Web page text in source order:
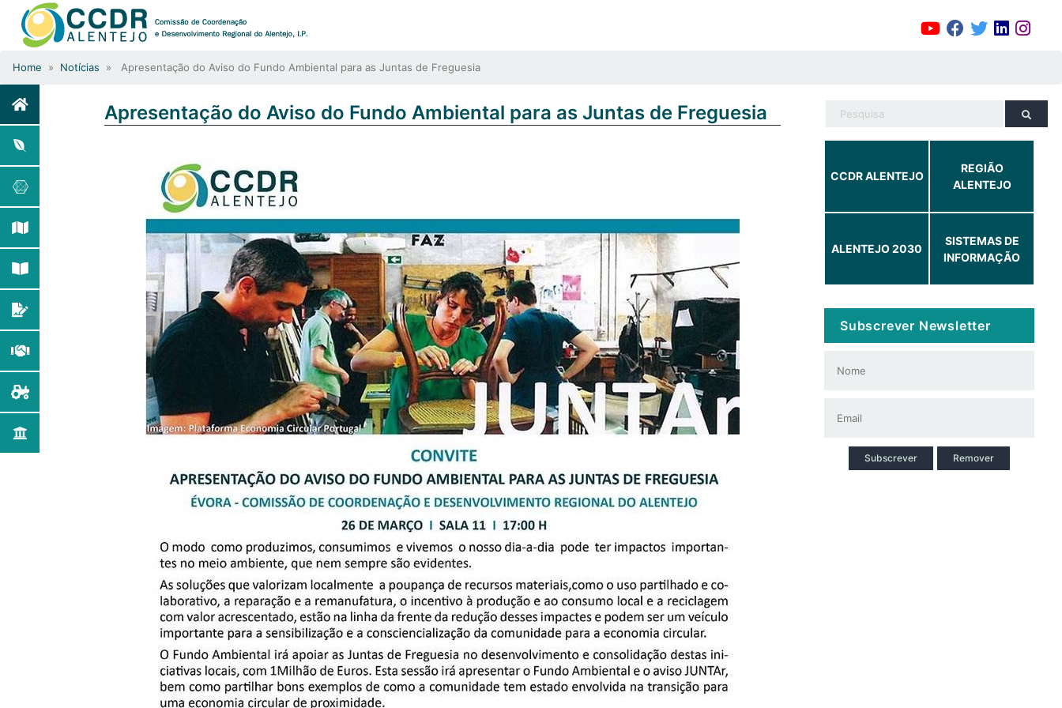
Home » Notícias » Apresentação do Aviso do Fundo Ambiental para as Juntas de Freguesia
Apresentação do Aviso do Fundo Ambiental para as Juntas de Freguesia
CCDR ALENTEJO
REGIÃO
ALENTEJO
ALENTEJO 2030
SISTEMAS DE
INFORMAÇÃO
Subscrever Newsletter
Subscrever Remover